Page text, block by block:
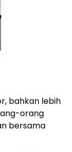
bahkan lebih
orang
bersama